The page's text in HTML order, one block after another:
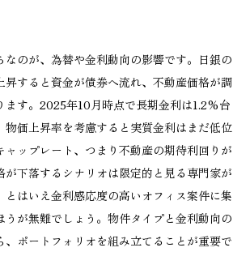
なのが、為替や金利動向の影響です。日銀の
昇すると資金が債券へ流れ、不動産価格が調
ます。2025年10月時点で長期金利は1.2%台
物価上昇率を考慮すると実質金利はまだ低位
ャップレート、つまり不動産の期待利回りが
が下落するシナリオは限定的と見る専門家が
とはいえ金利感応度の高いオフィス案件に集
うが無難でしょう。物件タイプと金利動向の
、ポートフォリオを組み立てることが重要で